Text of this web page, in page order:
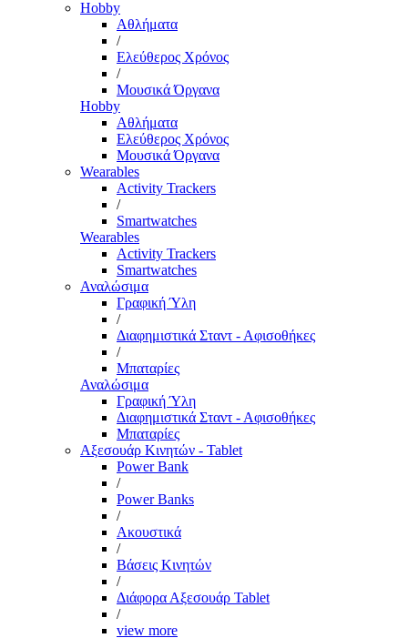
Hobby
Αθλήματα
/
Ελεύθερος Χρόνος
/
Μουσικά Όργανα
Hobby
Αθλήματα
Ελεύθερος Χρόνος
Μουσικά Όργανα
Wearables
Activity Trackers
/
Smartwatches
Wearables
Activity Trackers
Smartwatches
Αναλώσιμα
Γραφική Ύλη
/
Διαφημιστικά Σταντ - Αφισοθήκες
/
Μπαταρίες
Αναλώσιμα
Γραφική Ύλη
Διαφημιστικά Σταντ - Αφισοθήκες
Μπαταρίες
Αξεσουάρ Κινητών - Tablet
Power Bank
/
Power Banks
/
Ακουστικά
/
Βάσεις Κινητών
/
Διάφορα Αξεσουάρ Tablet
/
view more